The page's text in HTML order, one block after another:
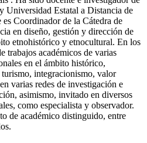
Universidad Estatal a Distancia de
Coordinador de la Cátedra de
en diseño, gestión y dirección de
etnohistórico y etnocultural. En los
trabajos académicos de varias
en el ámbito histórico,
integracionismo, valor
varias redes de investigación e
asimismo, invitado en diversos
como especialista y observador.
de académico distinguido, entre